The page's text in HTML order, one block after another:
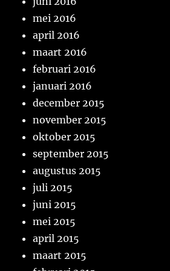
mei 2016
april 2016
maart 2016
februari 2016
januari 2016
december 2015
november 2015
oktober 2015
september 2015
augustus 2015
juli 2015
juni 2015
mei 2015
april 2015
maart 2015